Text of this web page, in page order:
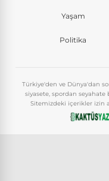
Yaşam
Politika
Türkiye'den ve Dünya'dan
siyasete, spordan
Sitemizdeki içerikler izin